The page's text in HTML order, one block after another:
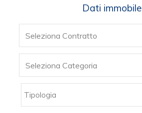
Dati immobile
Seleziona Contratto
Seleziona Categoria